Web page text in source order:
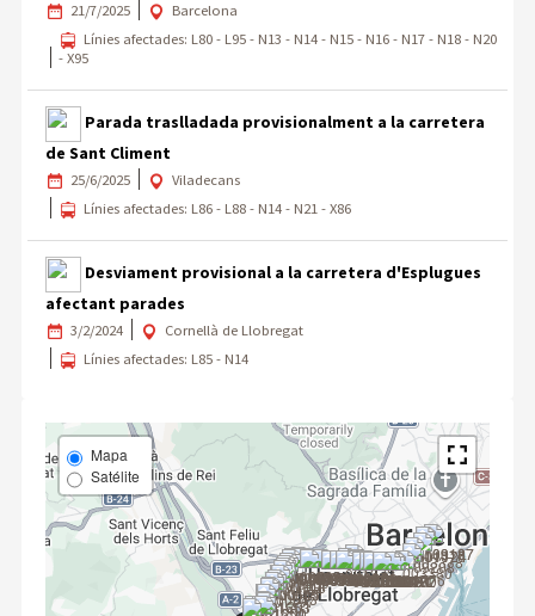
21/7/2025
Barcelona
Línies afectades: L80 - L95 - N13 - N14 - N15 - N16 - N17 - N18 - N20
- X95
Parada traslladada provisionalment a la carretera
de Sant Climent
25/6/2025
Viladecans
Línies afectades: L86 - L88 - N14 - N21 - X86
Desviament provisional a la carretera d'Esplugues
afectant parades
3/2/2024
Cornellà de Llobregat
Línies afectades: L85 - N14
Mapa
Satélite